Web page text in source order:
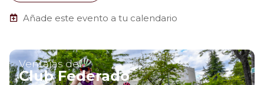
Añade este evento a tu calendario
Ventajas del
Club Federado